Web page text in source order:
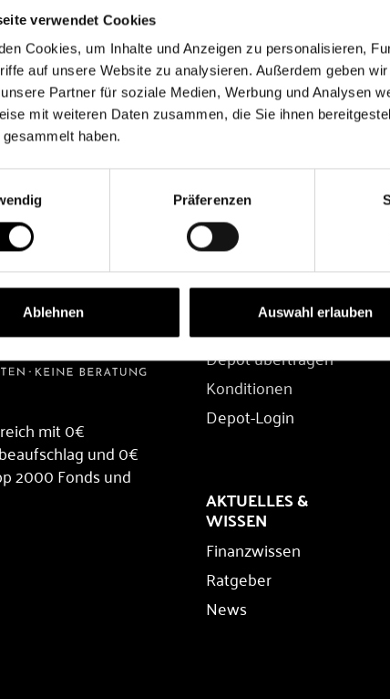
verwendet Cookies
Cookies, um Inhalte und Anzeigen zu personalisieren,
auf unsere Website zu analysieren. Außerdem geben
Partner für soziale Medien, Werbung und Analysen
mit weiteren Daten zusammen, die Sie ihnen
haben.
Präferenzen
Ablehnen Auswahl erlauben
Konditionen Fonds FAQ
mit 0€
und 0€
2000 Fonds und
DEPOT
Depot übertragen
Konditionen
Depot-Login
AKTUELLES &
WISSEN
Finanzwissen
Ratgeber
News